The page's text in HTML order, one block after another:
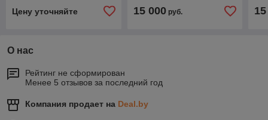
Цену уточняйте
1600FB
15 000руб.
О нас
Рейтинг не сформирован
Менее 5 отзывов за последний год
Компания продает на Deal.by